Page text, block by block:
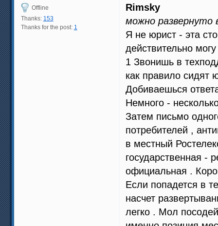
Offline
Thanks: 153
Thanks for the post: 1
Rimsky
можно развернуто
Я не юрист - эта
действительно
1 Звонишь в
как правило сидят
Добиваешься
Немного -
Затем письмо
потребителей ,
в местный
государственная -
официальная .
Если попадется в
насчет
легко . Мол